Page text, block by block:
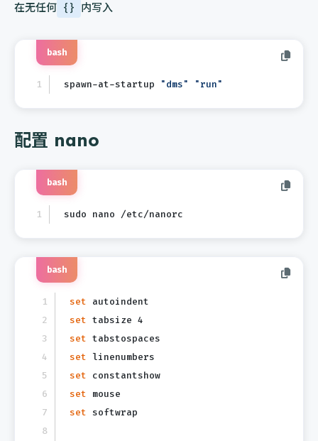
在无任何 {} 内写入
spawn-at-startup "dms" "run"
bash
配置 nano
sudo nano /etc/nanorc
bash
set autoindent
set tabsize 4
set tabstospaces
set linenumbers
set constantshow
set mouse
set softwrap
bash